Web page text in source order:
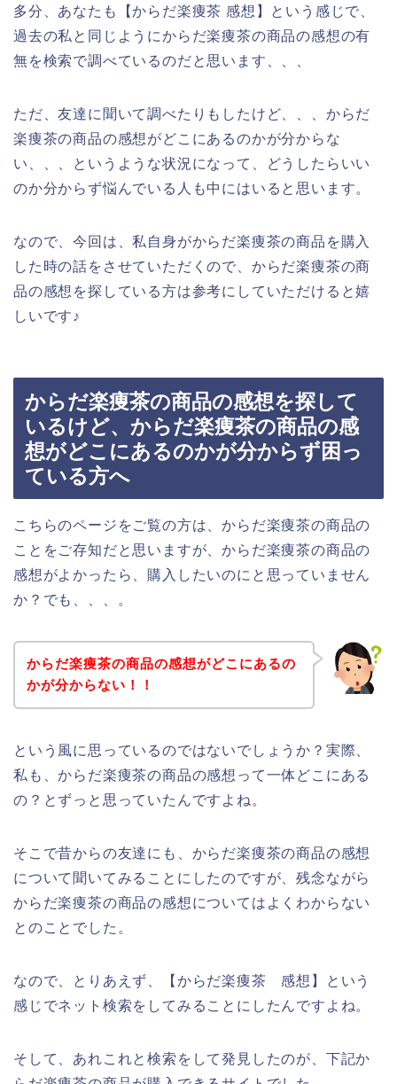
多分、あなたも【からだ楽痩茶 感想】という感じで、
過去の私と同じようにからだ楽痩茶の商品の感想の有
無を検索で調べているのだと思います、、、
ただ、友達に聞いて調べたりもしたけど、、、からだ
楽痩茶の商品の感想がどこにあるのかが分からな
い、、、というような状況になって、どうしたらいい
のか分からず悩んでいる人も中にはいると思います。
なので、今回は、私自身がからだ楽痩茶の商品を購入
した時の話をさせていただくので、からだ楽痩茶の商
品の感想を探している方は参考にしていただけると嬉
しいです♪
からだ楽痩茶の商品の感想を探して
いるけど、からだ楽痩茶の商品の感
想がどこにあるのかが分からず困っ
ている方へ
こちらのページをご覧の方は、からだ楽痩茶の商品の
ことをご存知だと思いますが、からだ楽痩茶の商品の
感想がよかったら、購入したいのにと思っていません
か？でも、、、。
からだ楽痩茶の商品の感想がどこにあるの
かが分からない！！
という風に思っているのではないでしょうか？実際、
私も、からだ楽痩茶の商品の感想って一体どこにある
の？とずっと思っていたんですよね。
そこで昔からの友達にも、からだ楽痩茶の商品の感想
について聞いてみることにしたのですが、残念ながら
からだ楽痩茶の商品の感想についてはよくわからない
とのことでした。
なので、とりあえず、【からだ楽痩茶 感想】という
感じでネット検索をしてみることにしたんですよね。
そして、あれこれと検索をして発見したのが、下記か